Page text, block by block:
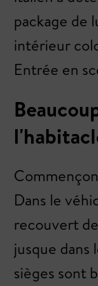
package de
intérieur
Entrée en
Dans le
recouvert
jusque dans
sièges sont